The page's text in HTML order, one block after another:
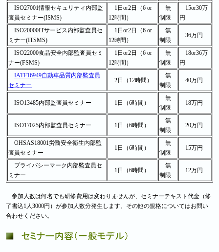
ISO27001情報セキュリティ内部監
査員セミナー(ISMS)
1日or2日（6 or
12時間）
無
制限
15or30万
円
ISO20000ITサービス内部監査員セ
ミナー(ITSMS)
1日or2日（6 or
12時間）
無
制限
36万円
ISO22000食品安全内部監査員セミ
ナー(FSMS)
1日or2日（6 or
12時間）
無
制限
18or36万
円
IATF16949自動車品質内部監査員
セミナー
2日（12時間）
無
制限
40万円
ISO13485内部監査員セミナー 1日（6時間）
無
制限
18万円
ISO17025内部監査員セミナー 1日（6時間）
無
制限
20万円
OHSAS18001労働安全衛生内部監
査員セミナー
1日（6時間）
無
制限
15万円
プライバシーマーク内部監査員セ
ミナー
1日（6時間）
無
制限
12万円
参加人数は何名でも研修費用は変わりませんが、セミナーテキスト代金（修
了書込1人3000円）が参加人数分発生します。その他の規格についてはお問い
合わせください。